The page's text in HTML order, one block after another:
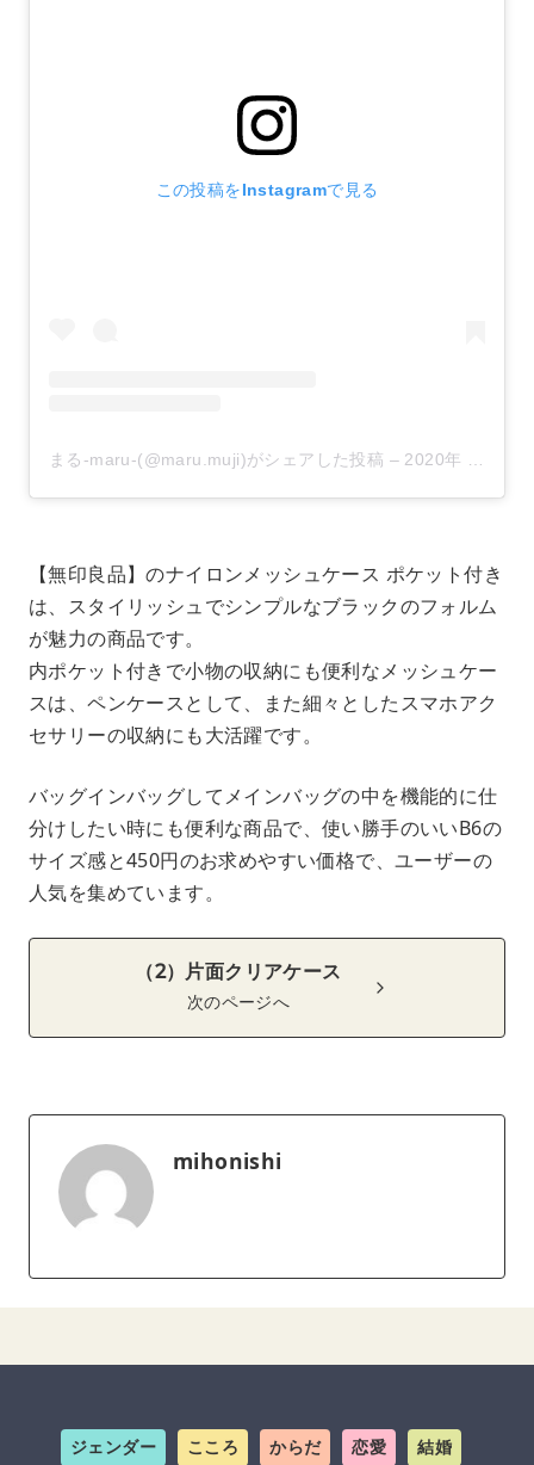
この投稿をInstagramで見る
まる-maru-(@maru.muji)がシェアした投稿 – 2020年 8月月16日午前5時31分PDT
【無印良品】のナイロンメッシュケース ポケット付き
は、スタイリッシュでシンプルなブラックのフォルム
が魅力の商品です。
内ポケット付きで小物の収納にも便利なメッシュケー
スは、ペンケースとして、また細々としたスマホアク
セサリーの収納にも大活躍です。
バッグインバッグしてメインバッグの中を機能的に仕
分けしたい時にも便利な商品で、使い勝手のいいB6の
サイズ感と450円のお求めやすい価格で、ユーザーの
人気を集めています。
（2）片面クリアケース
次のページへ
mihonishi
ジェンダー こころ からだ 恋愛 結婚